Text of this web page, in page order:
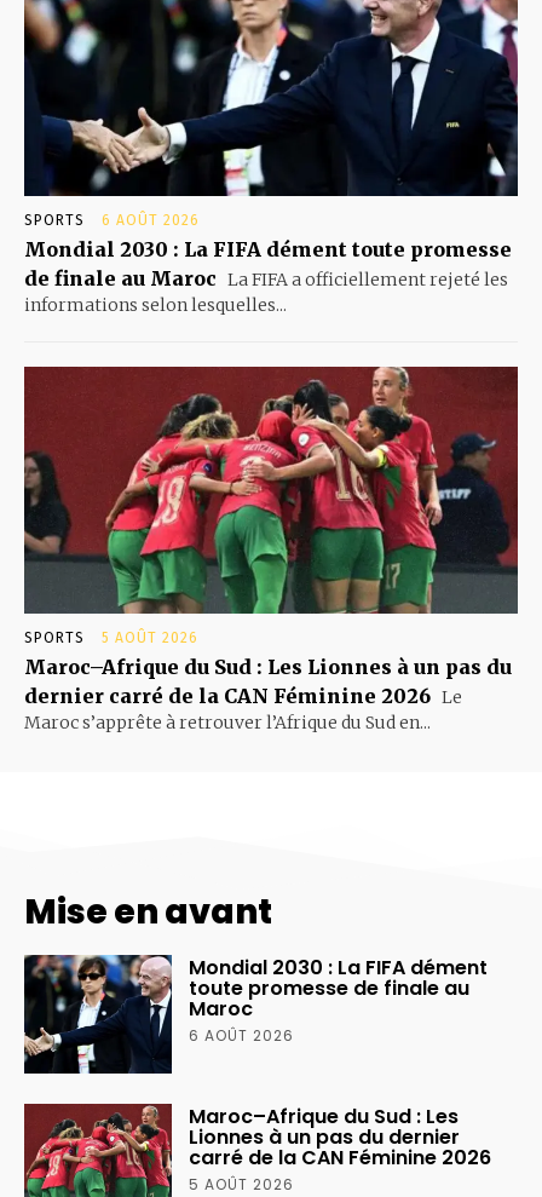
SPORTS 6 AOÛT 2026
Mondial 2030 : La FIFA dément toute promesse
de finale au Maroc La FIFA a officiellement rejeté les
informations selon lesquelles...
SPORTS 5 AOÛT 2026
Maroc–Afrique du Sud : Les Lionnes à un pas du
dernier carré de la CAN Féminine 2026 Le
Maroc s’apprête à retrouver l’Afrique du Sud en...
Mise en avant
Mondial 2030 : La FIFA dément
toute promesse de finale au
Maroc
6 AOÛT 2026
Maroc–Afrique du Sud : Les
Lionnes à un pas du dernier
carré de la CAN Féminine 2026
5 AOÛT 2026